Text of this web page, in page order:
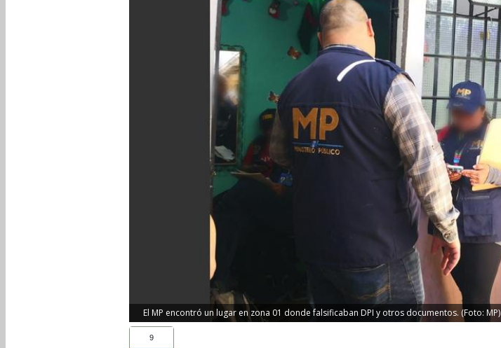
El MP encontró un lugar en zona 01 donde falsificaban DPI y otros documentos. (Foto: MP)
9